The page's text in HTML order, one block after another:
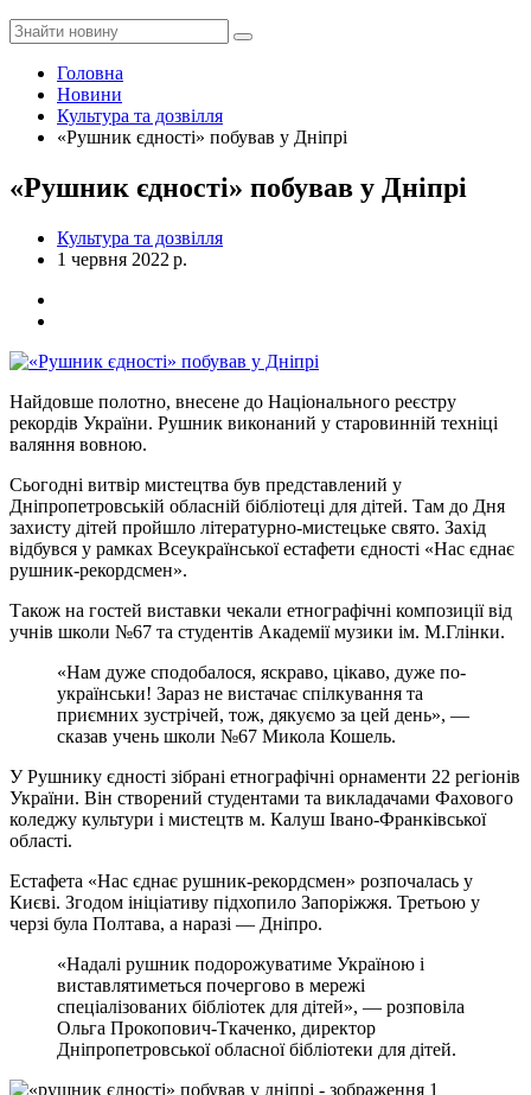
Головна
Новини
Культура та дозвілля
«Рушник єдності» побував у Дніпрі
«Рушник єдності» побував у Дніпрі
Культура та дозвілля
1 червня 2022 р.
Найдовше полотно, внесене до Національного реєстру
рекордів України. Рушник виконаний у старовинній техніці
валяння вовною.
Сьогодні витвір мистецтва був представлений у
Дніпропетровській обласній бібліотеці для дітей. Там до Дня
захисту дітей пройшло літературно-мистецьке свято. Захід
відбувся у рамках Всеукраїнської естафети єдності «Нас єднає
рушник-рекордсмен».
Також на гостей виставки чекали етнографічні композиції від
учнів школи №67 та студентів Академії музики ім. М.Глінки.
«Нам дуже сподобалося, яскраво, цікаво, дуже по-
українськи! Зараз не вистачає спілкування та
приємних зустрічей, тож, дякуємо за цей день», —
сказав учень школи №67 Микола Кошель.
У Рушнику єдності зібрані етнографічні орнаменти 22 регіонів
України. Він створений студентами та викладачами Фахового
коледжу культури і мистецтв м. Калуш Івано-Франківської
області.
Естафета «Нас єднає рушник-рекордсмен» розпочалась у
Києві. Згодом ініціативу підхопило Запоріжжя. Третьою у
черзі була Полтава, а наразі — Дніпро.
«Надалі рушник подорожуватиме Україною і
виставлятиметься почергово в мережі
спеціалізованих бібліотек для дітей», — розповіла
Ольга Прокопович-Ткаченко, директор
Дніпропетровської обласної бібліотеки для дітей.